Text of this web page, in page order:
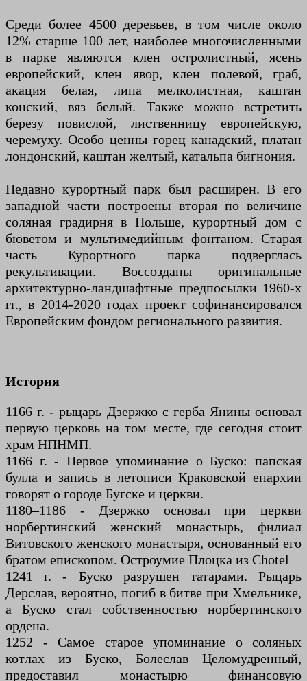
Среди более 4500 деревьев, в том числе около
12% старше 100 лет, наиболее многочисленными
в парке являются клен остролистный, ясень
европейский, клен явор, клен полевой, граб,
акация белая, липа мелколистная, каштан
конский, вяз белый. Также можно встретить
березу повислой, лиственницу европейскую,
черемуху. Особо ценны горец канадский, платан
лондонский, каштан желтый, катальпа бигнония.
Недавно курортный парк был расширен. В его
западной части построены вторая по величине
соляная градирня в Польше, курортный дом с
бюветом и мультимедийным фонтаном. Старая
часть Курортного парка подверглась
рекультивации. Воссозданы оригинальные
архитектурно-ландшафтные предпосылки 1960-х
гг., в 2014-2020 годах проект софинансировался
Европейским фондом регионального развития.
История
1166 г. - рыцарь Дзержко с герба Янины основал
первую церковь на том месте, где сегодня стоит
храм НПНМП.
1166 г. - Первое упоминание о Буско: папская
булла и запись в летописи Краковской епархии
говорят о городе Бугске и церкви.
1180–1186 - Дзержко основал при церкви
норбертинский женский монастырь, филиал
Витовского женского монастыря, основанный его
братом епископом. Остроумие Плоцка из Chotel
1241 г. - Буско разрушен татарами. Рыцарь
Дерслав, вероятно, погиб в битве при Хмельнике,
а Буско стал собственностью норбертинского
ордена.
1252 - Самое старое упоминание о соляных
котлах из Буско, Болеслав Целомудренный,
предоставил монастырю финансовую